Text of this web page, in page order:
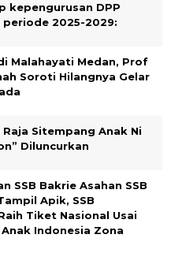
kepengurusan DPP
periode 2025-2029:
Malahayati Medan, Prof
Soroti Hilangnya Gelar
Sitempang Anak Ni
Diluncurkan
SSB Bakrie Asahan SSB
Apik, SSB
Tiket Nasional Usai
Indonesia Zona